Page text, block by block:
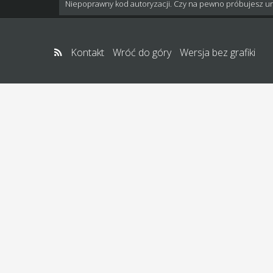
Niepoprawny kod autoryzacji. Czy na pewno próbujesz
Kontakt Wróć do góry Wersja bez grafiki